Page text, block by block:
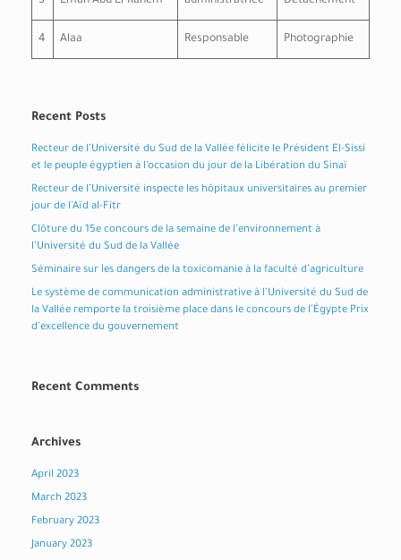
4 Alaa Responsable Photographie
Recent Posts
Recteur de l’Université du Sud de la Vallée félicite le Président El-Sissi
et le peuple égyptien à l’occasion du jour de la Libération du Sinaï
Recteur de l’Université inspecte les hôpitaux universitaires au premier
jour de l’Aïd al-Fitr
Clôture du 15e concours de la semaine de l’environnement à
l’Université du Sud de la Vallée
Séminaire sur les dangers de la toxicomanie à la faculté d’agriculture
Le système de communication administrative à l’Université du Sud de
la Vallée remporte la troisième place dans le concours de l’Égypte Prix
d’excellence du gouvernement
Recent Comments
Archives
April 2023
March 2023
February 2023
January 2023